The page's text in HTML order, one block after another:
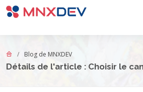
Aller au contenu principal
Blog de MNXDEV
Détails de l'article : Choisir le